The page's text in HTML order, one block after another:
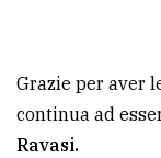
Grazie per aver
continua ad
Ravasi.